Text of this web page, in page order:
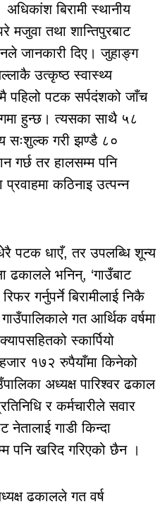
अधिकांश बिरामी स्थानीय
मजुवा तथा शान्तिपुरबाट
जानकारी दिए। जुहाङ्ग
उत्कृष्ठ स्वास्थ्य
पहिलो पटक सर्पदंशको जाँच
हुन्छ। त्यसका साथै ५८
सःशुल्क गरी झण्डै ८०
गर्छ तर हालसम्म पनि
कठिनाइ उत्पन्न
धेरै पटक धाएँ, तर उपलब्धि शून्य
ढकालले भनिन्, ‘गाउँबाट
गर्नुपर्ने बिरामीलाई निकै
गत आर्थिक वर्षमा
स्कार्पियो
१७२ रुपैयाँमा किनेको
अध्यक्ष पारिश्वर ढकाल
र कर्मचारीले सवार
गाडी किन्दा
पनि खरिद गरिएको छैन ।
ढकालले गत वर्ष